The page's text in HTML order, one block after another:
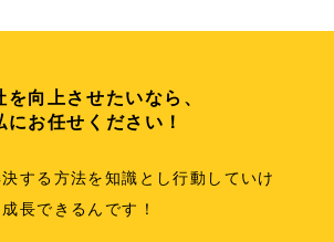
を向上させたいなら、
にお任せください！
する方法を知識とし行動していけ
長できるんです！